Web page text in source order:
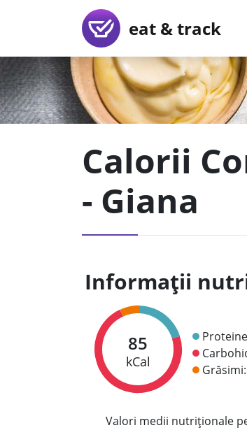
eat & track
Calorii
- Giana
Informații
85
kCal
Grăsimi:
Valori medii nutriționale